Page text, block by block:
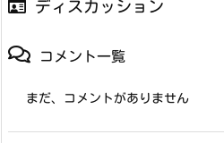
ディスカッション
コメント一覧
まだ、コメントがありません